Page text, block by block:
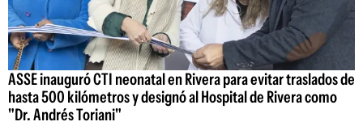
ASSE inauguró CTI neonatal en Rivera para evitar traslados de
hasta 500 kilómetros y designó al Hospital de Rivera como
"Dr. Andrés Toriani"